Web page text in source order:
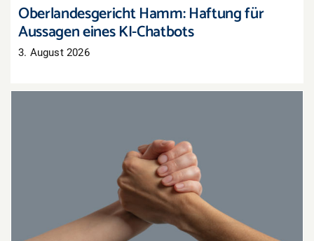
Oberlandesgericht Hamm: Haftung für
Aussagen eines KI-Chatbots
3. August 2026
Gemeinsam stärker: Aktionen mit
Nachbarhändlern organisieren